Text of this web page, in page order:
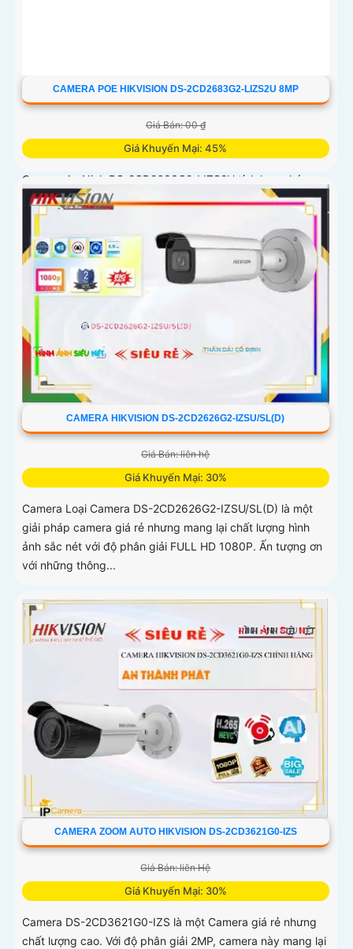
CAMERA POE HIKVISION DS-2CD2683G2-LIZS2U 8MP
Giá Bán: 00 ₫
Giá Khuyến Mại: 45%
Camera An Ninh DS-2CD2683G2-LIZS2U tích hợp chức
năng Thu Âm và Phát hiện chuyển động, Chống Ngược
Sáng DWDR 150db, hình ảnh rõ dù ở đâu, dành cho các
công trình chuyên dụng. Công nghệ H.265+/H
CAMERA HIKVISION DS-2CD2626G2-IZSU/SL(D)
Giá Bán: liên hệ
Giá Khuyến Mại: 30%
Camera Loại Camera DS-2CD2626G2-IZSU/SL(D) là một
giải pháp camera giá rẻ nhưng mang lại chất lượng hình
ảnh sắc nét với độ phân giải FULL HD 1080P. Ấn tượng ơn
với những thông...
CAMERA ZOOM AUTO HIKVISION DS-2CD3621G0-IZS
Giá Bán: liên Hệ
Giá Khuyến Mại: 30%
Camera DS-2CD3621G0-IZS là một Camera giá rẻ nhưng
chất lượng cao. Với độ phân giải 2MP, camera này mang lại